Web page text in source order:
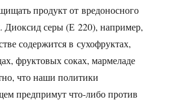
продукт от вредоносного
Диоксид серы (Е 220), например,
содержится в сухофруктах,
фруктовых соках, мармеладе
что наши политики
предпримут что-либо против